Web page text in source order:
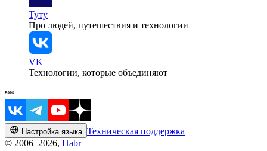
Туту
Про людей, путешествия и технологии
VK
Технологии, которые объединяют
Настройка языка Техническая поддержка
© 2006–2026, Habr